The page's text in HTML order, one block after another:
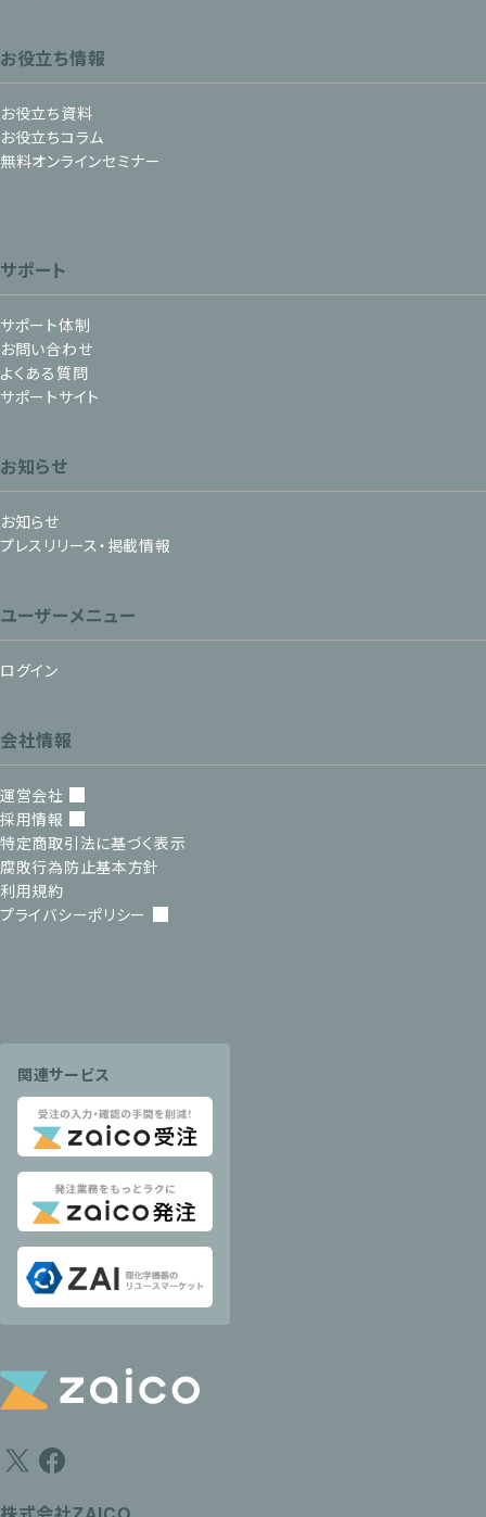
お役立ち情報
お役立ち資料
お役立ちコラム
無料オンラインセミナー
サポート
サポート体制
お問い合わせ
よくある質問
サポートサイト
お知らせ
お知らせ
プレスリリース・掲載情報
ユーザーメニュー
ログイン
会社情報
運営会社
採用情報
特定商取引法に基づく表示
腐敗行為防止基本方針
利用規約
プライバシーポリシー
関連サービス